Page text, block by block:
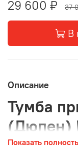
29 600 ₽ 37
В
Описание
Тумба
(Дюпен)
Показать